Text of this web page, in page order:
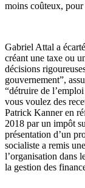
moins coûteux,
Gabriel Attal a
créant une taxe ou
décisions
gouvernement”,
“détruire de
vous voulez des
Patrick Kanner en
2018 par un impôt
présentation d’un
socialiste a remis
l’organisation dans
la gestion des